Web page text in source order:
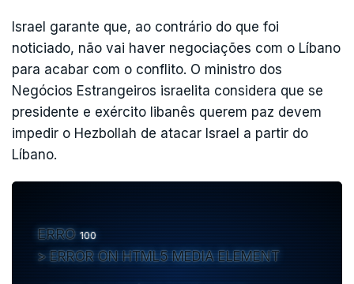
Israel garante que, ao contrário do que foi
noticiado, não vai haver negociações com o Líbano
para acabar com o conflito. O ministro dos
Negócios Estrangeiros israelita considera que se
presidente e exército libanês querem paz devem
impedir o Hezbollah de atacar Israel a partir do
Líbano.
ERRO 100
ERROR ON HTML5 MEDIA ELEMENT